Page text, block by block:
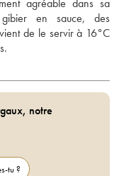
agréable dans sa
en sauce, des
de le servir à 16°C
notre
tu ?